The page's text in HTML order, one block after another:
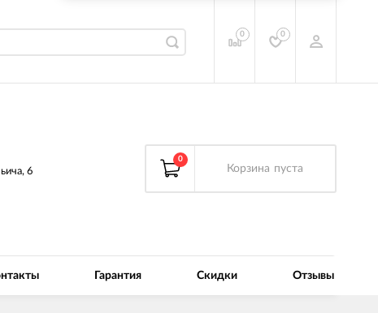
0 0
6
0
Корзина пуста
Гарантия Скидки Отзывы